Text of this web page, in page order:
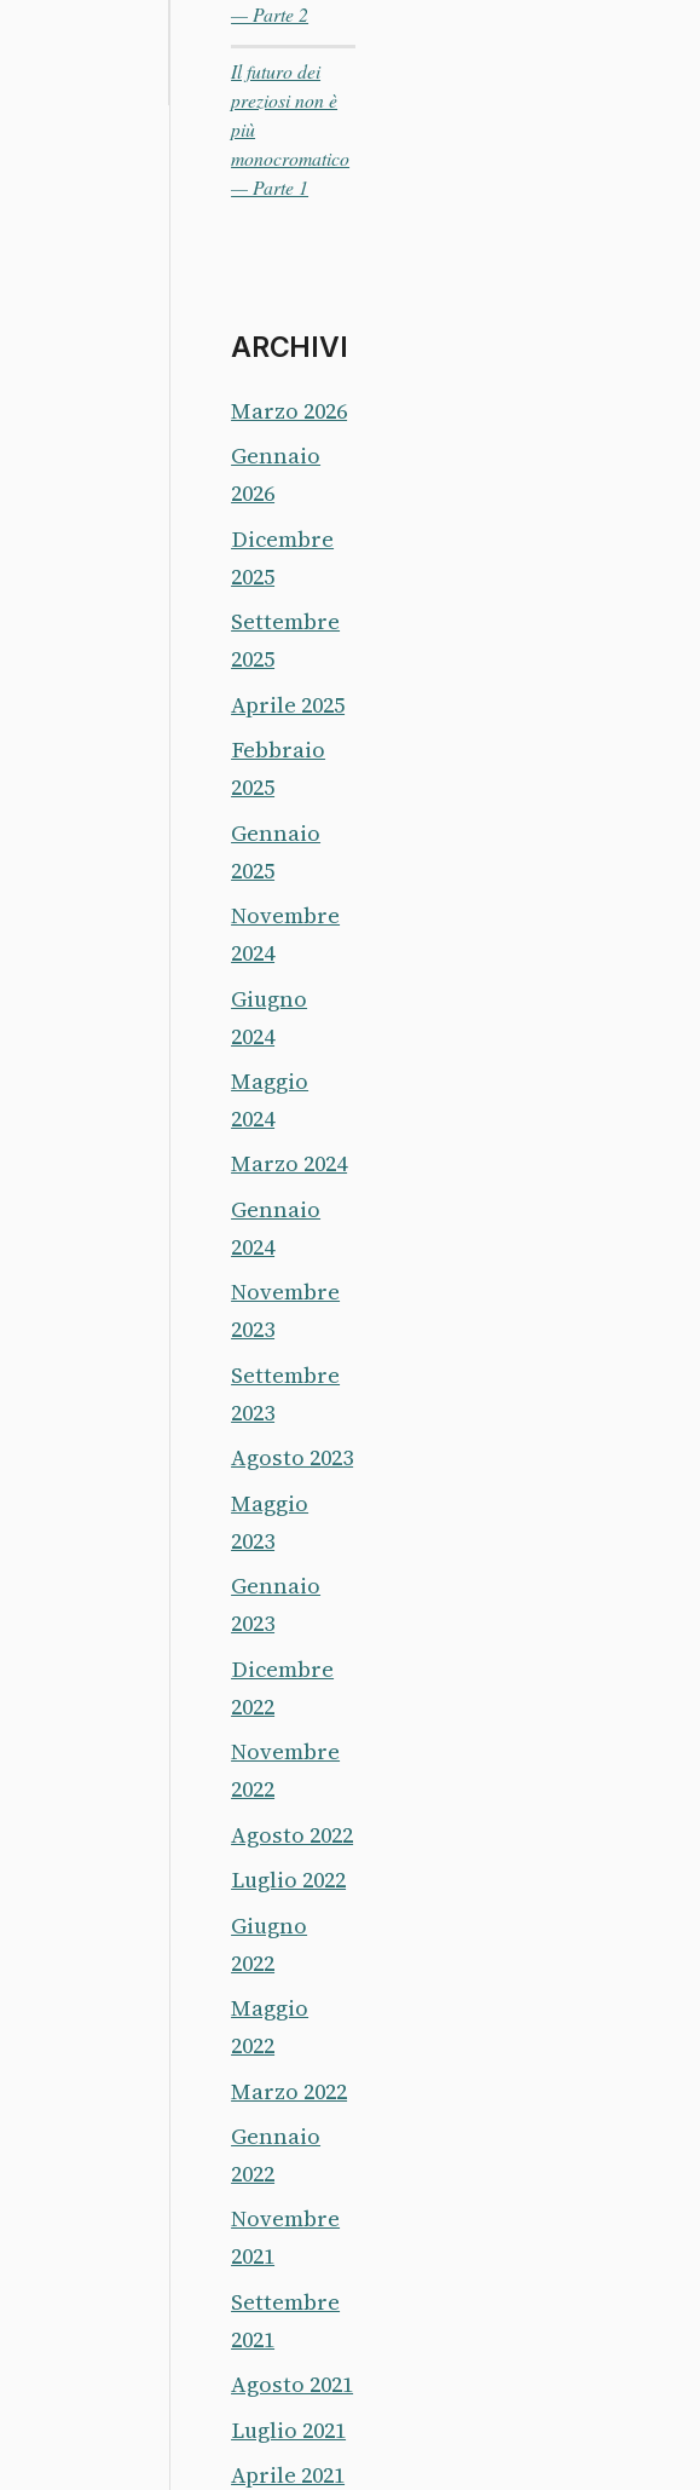
— Parte 2
Il futuro dei
preziosi non è
più
monocromatico
— Parte 1
ARCHIVI
Marzo 2026
Gennaio
2026
Dicembre
2025
Settembre
2025
Aprile 2025
Febbraio
2025
Gennaio
2025
Novembre
2024
Giugno
2024
Maggio
2024
Marzo 2024
Gennaio
2024
Novembre
2023
Settembre
2023
Agosto 2023
Maggio
2023
Gennaio
2023
Dicembre
2022
Novembre
2022
Agosto 2022
Luglio 2022
Giugno
2022
Maggio
2022
Marzo 2022
Gennaio
2022
Novembre
2021
Settembre
2021
Agosto 2021
Luglio 2021
Aprile 2021